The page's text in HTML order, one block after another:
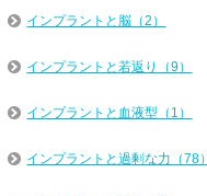
インプラントと脳（2）
インプラントと若返り（9）
インプラントと血液型（1）
インプラントと過剰な力（78）